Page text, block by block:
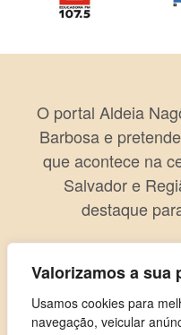
Valorizamos a sua
Usamos cookies para
navegação, veicular
O portal Aldeia
Barbosa e
que acontece na
Salvador e
destaque